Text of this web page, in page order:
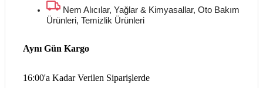
Nem Alıcılar, Yağlar & Kimyasallar, Oto Bakım
Ürünleri, Temizlik Ürünleri
16:00'a Kadar Verilen Siparişlerde
Aynı Gün Kargo